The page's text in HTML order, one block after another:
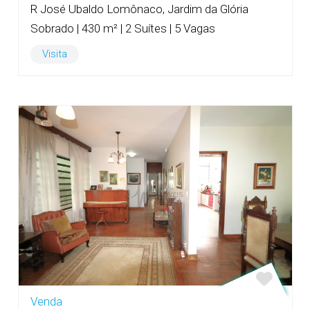
R José Ubaldo Lomônaco, Jardim da Glória
Sobrado | 430 m² | 2 Suítes | 5 Vagas
Visita
Venda